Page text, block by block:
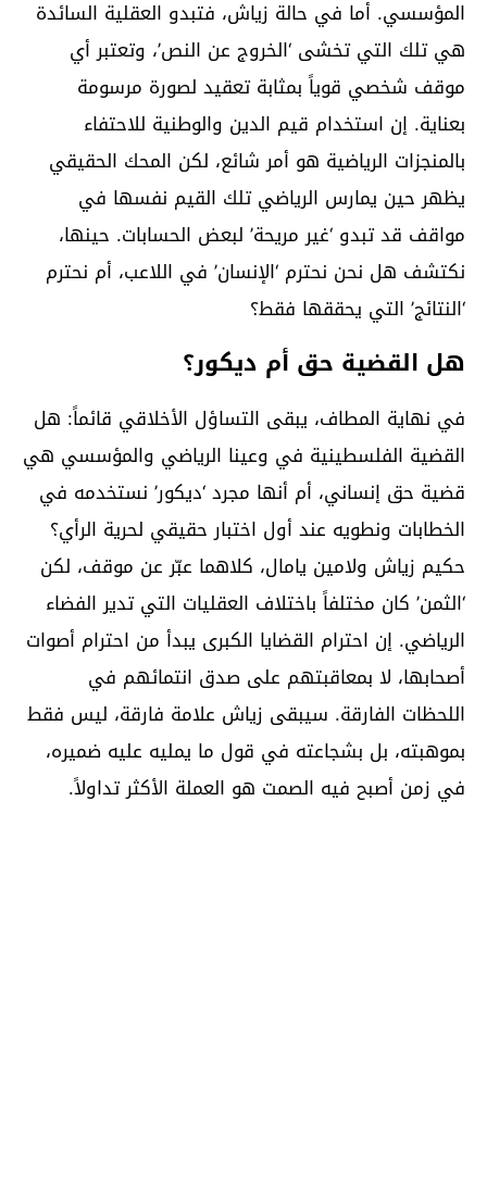
المؤسسي. أما في حالة زياش، فتبدو العقلية السائدة
هي تلك التي تخشى ‘الخروج عن النص’، وتعتبر أي
موقف شخصي قوياً بمثابة تعقيد لصورة مرسومة
بعناية. إن استخدام قيم الدين والوطنية للاحتفاء
بالمنجزات الرياضية هو أمر شائع، لكن المحك الحقيقي
يظهر حين يمارس الرياضي تلك القيم نفسها في
مواقف قد تبدو ‘غير مريحة’ لبعض الحسابات. حينها،
نكتشف هل نحن نحترم ‘الإنسان’ في اللاعب، أم نحترم
‘النتائج’ التي يحققها فقط؟
هل القضية حق أم ديكور؟
في نهاية المطاف، يبقى التساؤل الأخلاقي قائماً: هل
القضية الفلسطينية في وعينا الرياضي والمؤسسي هي
قضية حق إنساني، أم أنها مجرد ‘ديكور’ نستخدمه في
الخطابات ونطويه عند أول اختبار حقيقي لحرية الرأي؟
حكيم زياش ولامين يامال، كلاهما عبّر عن موقف، لكن
‘الثمن’ كان مختلفاً باختلاف العقليات التي تدير الفضاء
الرياضي. إن احترام القضايا الكبرى يبدأ من احترام أصوات
أصحابها، لا بمعاقبتهم على صدق انتمائهم في
اللحظات الفارقة. سيبقى زياش علامة فارقة، ليس فقط
بموهبته، بل بشجاعته في قول ما يمليه عليه ضميره،
في زمن أصبح فيه الصمت هو العملة الأكثر تداولاً.